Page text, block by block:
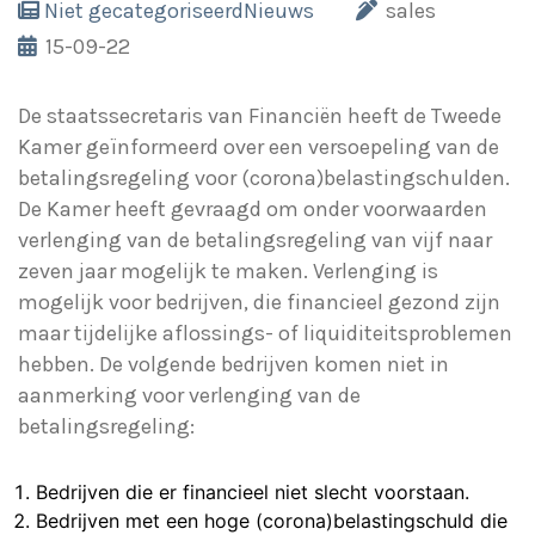
Niet gecategoriseerdNieuws
sales
15-09-22
De staatssecretaris van Financiën heeft de Tweede
Kamer geïnformeerd over een versoepeling van de
betalingsregeling voor (corona)belastingschulden.
De Kamer heeft gevraagd om onder voorwaarden
verlenging van de betalingsregeling van vijf naar
zeven jaar mogelijk te maken. Verlenging is
mogelijk voor bedrijven, die financieel gezond zijn
maar tijdelijke aflossings- of liquiditeitsproblemen
hebben. De volgende bedrijven komen niet in
aanmerking voor verlenging van de
betalingsregeling:
Bedrijven die er financieel niet slecht voorstaan.
Bedrijven met een hoge (corona)belastingschuld die